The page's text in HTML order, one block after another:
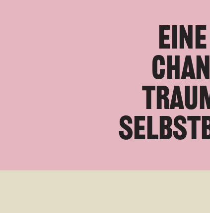
Eine
Chan
Trau
selbst